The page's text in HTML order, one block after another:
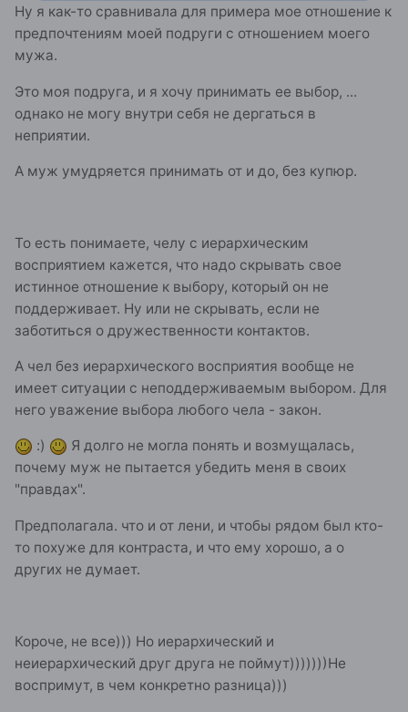
Ну я как-то сравнивала для примера мое отношение к
предпочтениям моей подруги с отношением моего
мужа.
Это моя подруга, и я хочу принимать ее выбор, ...
однако не могу внутри себя не дергаться в
неприятии.
А муж умудряется принимать от и до, без купюр.
То есть понимаете, челу с иерархическим
восприятием кажется, что надо скрывать свое
истинное отношение к выбору, который он не
поддерживает. Ну или не скрывать, если не
заботиться о дружественности контактов.
А чел без иерархического восприятия вообще не
имеет ситуации с неподдерживаемым выбором. Для
него уважение выбора любого чела - закон.
:)
Я долго не могла понять и возмущалась,
почему муж не пытается убедить меня в своих
"правдах".
Предполагала. что и от лени, и чтобы рядом был кто-
то похуже для контраста, и что ему хорошо, а о
других не думает.
Короче, не все))) Но иерархический и
неиерархический друг друга не поймут)))))))Не
воспримут, в чем конкретно разница)))